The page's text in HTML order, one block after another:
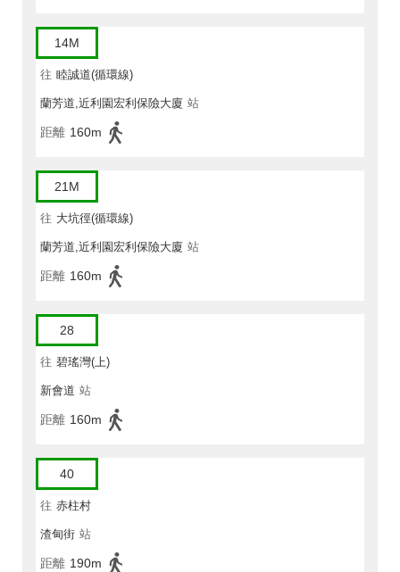
14M
往 睦誠道(循環線)
蘭芳道,近利園宏利保險大廈 站
距離 160m
21M
往 大坑徑(循環線)
蘭芳道,近利園宏利保險大廈 站
距離 160m
28
往 碧瑤灣(上)
新會道 站
距離 160m
40
往 赤柱村
渣甸街 站
距離 190m